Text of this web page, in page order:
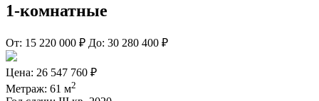
1-комнатные
От: 15 220 000 ₽ До: 30 280 400 ₽
Цена: 26 547 760 ₽
Метраж: 61 м2